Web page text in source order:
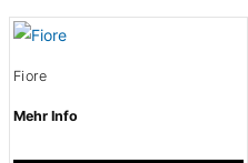
auf.
können
Fiore
Mehr Info